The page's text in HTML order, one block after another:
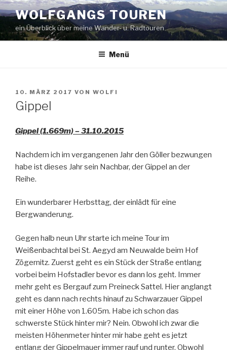
Zum
Inhalt
springen
WOLFGANGS TOUREN
ein Überblick über meine Wander- u. Radtouren
Menü
VERÖFFENTLICHT
AM
10. MÄRZ 2017 VON WOLFI
Gippel
Gippel (1.669m) – 31.10.2015
Nachdem ich im vergangenen Jahr den Göller bezwungen
habe ist dieses Jahr sein Nachbar, der Gippel an der
Reihe.
Ein wunderbarer Herbsttag, der einlädt für eine
Bergwanderung.
Gegen halb neun Uhr starte ich meine Tour im
Weißenbachtal bei St. Aegyd am Neuwalde beim Hof
Zögernitz. Zuerst geht es ein Stück der Straße entlang
vorbei beim Hofstadler bevor es dann los geht. Immer
mehr geht es Bergauf zum Preineck Sattel. Hier anglangt
geht es dann nach rechts hinauf zu Schwarzauer Gippel
mit einer Höhe von 1.605m. Habe ich schon das
schwerste Stück hinter mir? Nein. Obwohl ich zwar die
meisten Höhenmeter hinter mir habe geht es jetzt
entlang der Gippelmauer immer rauf und runter. Obwohl